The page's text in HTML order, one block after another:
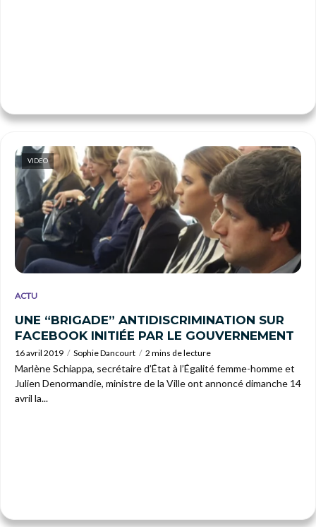
VIDEO
ACTU
UNE “BRIGADE” ANTIDISCRIMINATION SUR
FACEBOOK INITIÉE PAR LE GOUVERNEMENT
16 avril 2019 Sophie Dancourt 2 mins de lecture
Marlène Schiappa, secrétaire d’État à l’Égalité femme-homme et
Julien Denormandie, ministre de la Ville ont annoncé dimanche 14
avril la...